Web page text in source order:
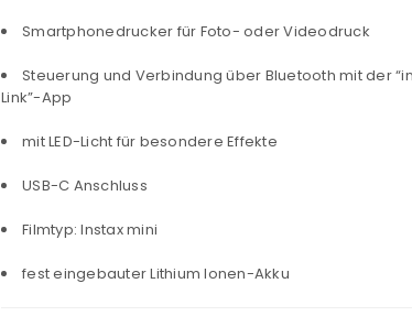
Smartphonedrucker für Foto- oder Videodruck
Steuerung und Verbindung über Bluetooth mit der
Link”-App
mit LED-Licht für besondere Effekte
USB-C Anschluss
Filmtyp: Instax mini
fest eingebauter Lithium Ionen-Akku